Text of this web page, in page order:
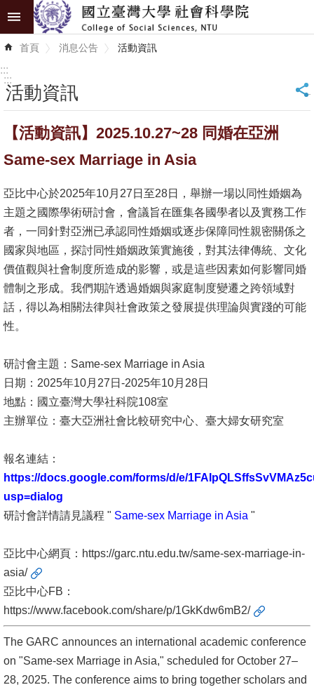
跳到主要內容區塊
進
階
識
學
研
究
息
公
告
國
化
高
教
耕
辦
法
及
文
件
首頁 消息公告 活動資訊
:::
:::
活動資訊 _
【活動資訊】2025.10.27~28 同婚在亞洲
Same-sex Marriage in Asia
亞比中心於2025年10月27日至28日，舉辦一場以同性婚姻為
主題之國際學術研討會，會議旨在匯集各國學者以及實務工作
者，一同針對亞洲已承認同性婚姻或逐步保障同性親密關係之
國家與地區，探討同性婚姻政策實施後，對其法律傳統、文化
價值觀與社會制度所造成的影響，或是這些因素如何影響同婚
體制之形成。我們期許透過婚姻與家庭制度變遷之跨領域對
話，得以為相關法律與社會政策之發展提供理論與實踐的可能
性。
研討會主題：Same-sex Marriage in Asia
日期：2025年10月27日-2025年10月28日
地點：國立臺灣大學社科院108室
主辦單位：臺大亞洲社會比較研究中心、臺大婦女研究室
報名連結：
https://docs.google.com/forms/d/e/
usp=dialog
研討會詳情請見議程 " Same-sex Marriage in Asia "
亞比中心網頁： https://garc.ntu.edu.tw/same-sex-marriage-in-
asia/
亞比中心FB：
https://www.facebook.com/share/p/1GkKdw6mB2/
The GARC announces an international academic conference
on "Same-sex Marriage in Asia," scheduled for October 27–
28, 2025. The conference aims to bring together scholars and